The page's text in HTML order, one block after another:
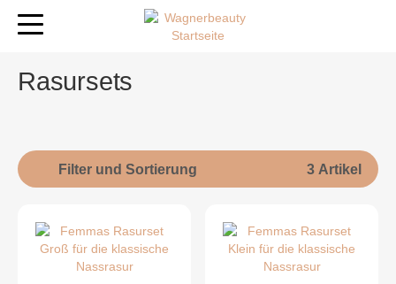
Rasursets
Filter und Sortierung 3 Artikel